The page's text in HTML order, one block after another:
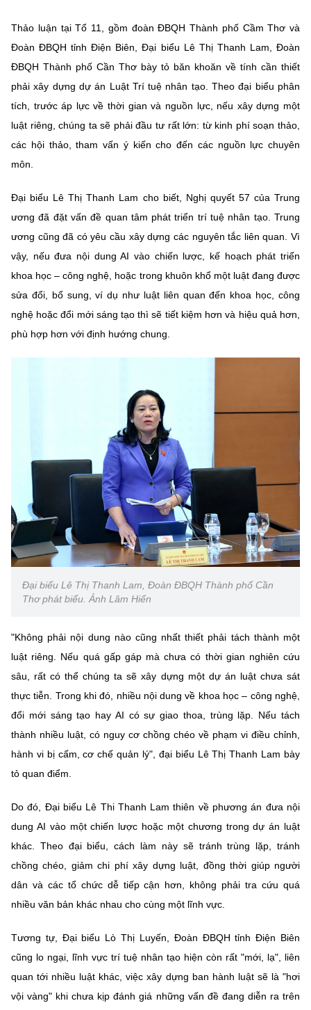
Vietnamese English
BỘ KHOA HỌC VÀ CÔNG NGHỆ
MINISTRY OF SCIENCE AND TECHNOLOGY
Điều khoản sử dụng Theo dõi MST: Góp ý
Giám đốc Trung tâm Truyền thông Khoa học và Công nghệ.
Liên hệ
Địa chỉ: Ban Biên tập Cổng TTĐT - 18 Nguyễn Du, TP. Hà Nội
stc@mst.gov.vn
©2026 Bản quyền thuộc Bộ Khoa Học và Công Nghệ
(Ghi rõ nguồn "https://mst.gov.vn" khi phát hành lại thông tin từ
website này)
Thảo luận tại Tổ 11, gồm đoàn ĐBQH Thành phố Cầm Thơ và
Đoàn ĐBQH tỉnh Điện Biên, Đại biểu Lê Thị Thanh Lam, Đoàn
ĐBQH Thành phố Cần Thơ bày tỏ băn khoăn về tính cần thiết
phải xây dựng dự án Luật Trí tuệ nhân tạo. Theo đại biểu phân
tích, trước áp lực về thời gian và nguồn lực, nếu xây dựng một
luật riêng, chúng ta sẽ phải đầu tư rất lớn: từ kinh phí soạn thảo,
các hội thảo, tham vấn ý kiến cho đến các nguồn lực chuyên
môn.
Đại biểu Lê Thị Thanh Lam cho biết, Nghị quyết 57 của Trung
ương đã đặt vấn đề quan tâm phát triển trí tuệ nhân tạo. Trung
ương cũng đã có yêu cầu xây dựng các nguyên tắc liên quan. Vì
vậy, nếu đưa nội dung AI vào chiến lược, kế hoạch phát triển
khoa học – công nghệ, hoặc trong khuôn khổ một luật đang được
sửa đổi, bổ sung, ví dụ như luật liên quan đến khoa học, công
nghệ hoặc đổi mới sáng tạo thì sẽ tiết kiệm hơn và hiệu quả hơn,
phù hợp hơn với định hướng chung.
Đại biểu Lê Thị Thanh Lam, Đoàn ĐBQH Thành phố Cần
Thơ phát biểu. Ảnh Lâm Hiển
"Không phải nội dung nào cũng nhất thiết phải tách thành một
luật riêng. Nếu quá gấp gáp mà chưa có thời gian nghiên cứu
sâu, rất có thể chúng ta sẽ xây dựng một dự án luật chưa sát
thực tiễn. Trong khi đó, nhiều nội dung về khoa học – công nghệ,
đổi mới sáng tạo hay AI có sự giao thoa, trùng lặp. Nếu tách
thành nhiều luật, có nguy cơ chồng chéo về phạm vi điều chỉnh,
hành vi bị cấm, cơ chế quản lý", đại biểu Lê Thị Thanh Lam bày
tỏ quan điểm.
Do đó, Đại biểu Lê Thi Thanh Lam thiên về phương án đưa nội
dung AI vào một chiến lược hoặc một chương trong dự án luật
khác. Theo đại biểu, cách làm này sẽ tránh trùng lặp, tránh
chồng chéo, giảm chi phí xây dựng luật, đồng thời giúp người
dân và các tổ chức dễ tiếp cận hơn, không phải tra cứu quá
nhiều văn bản khác nhau cho cùng một lĩnh vực.
Tương tự, Đại biểu Lò Thị Luyến, Đoàn ĐBQH tỉnh Điện Biên
cũng lo ngại, lĩnh vực trí tuệ nhân tạo hiện còn rất "mới, lạ", liên
quan tới nhiều luật khác, việc xây dựng ban hành luật sẽ là "hơi
vội vàng" khi chưa kịp đánh giá những vấn đề đang diễn ra trên